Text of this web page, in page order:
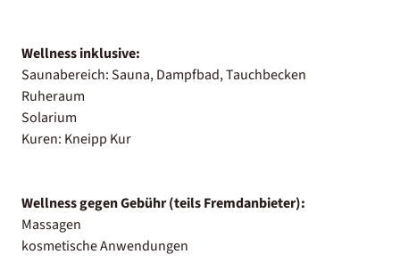
Wellness inklusive:
Saunabereich: Sauna, Dampfbad, Tauchbecken
Ruheraum
Solarium
Kuren: Kneipp Kur
Wellness gegen Gebühr (teils Fremdanbieter):
Massagen
kosmetische Anwendungen